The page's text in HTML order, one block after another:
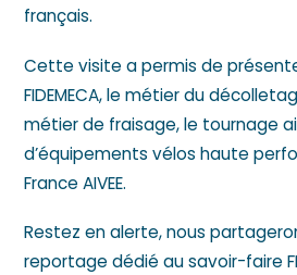
français.
Cette visite a permis de
FIDEMECA, le métier du
métier de fraisage, le tournage
d’équipements vélos haute
France AIVEE.
Restez en alerte, nous
reportage dédié ausavoir-faire